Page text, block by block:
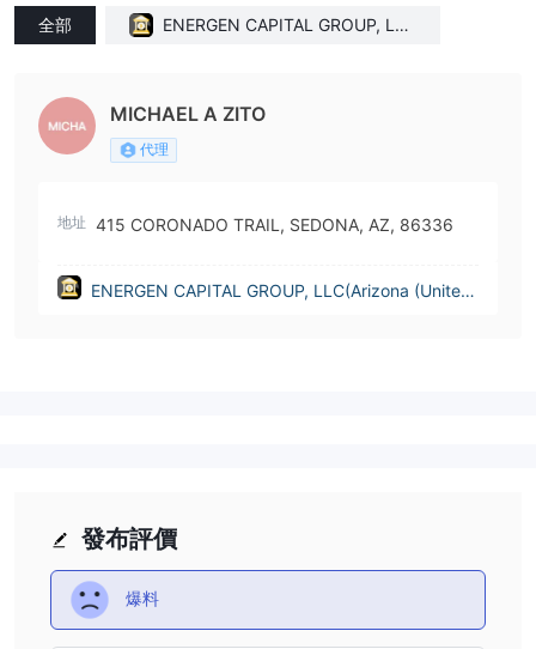
全部
ENERGEN CAPITAL GROUP, LLC
MICHAEL A ZITO
代理
地址 415 CORONADO TRAIL, SEDONA, AZ, 86336
ENERGEN CAPITAL GROUP, LLC(Arizona (United
發布評價
爆料